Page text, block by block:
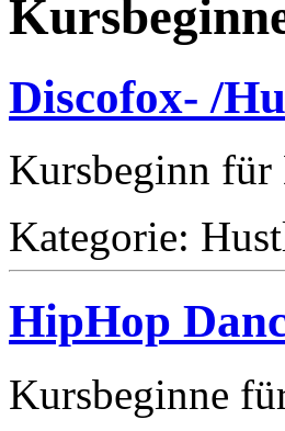
Discofox- /
Kursbeginn
Kategorie:
HipHop
Kursbeginne